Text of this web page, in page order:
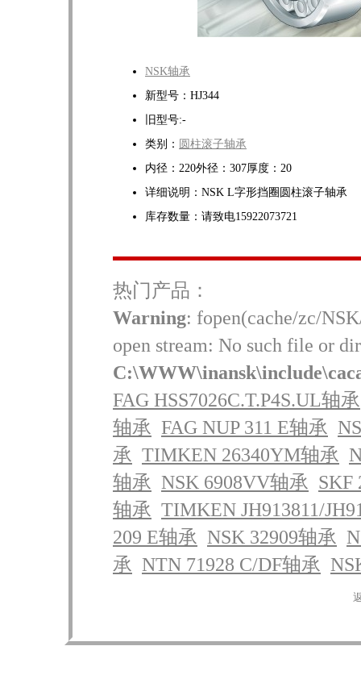
NSK轴承
新型号：HJ344
旧型号:-
类别： 圆柱滚子轴承
内径：220外径：307厚度：20
详细说明：NSK L字形挡圈圆柱滚子轴承
库存数量：请致电15922073721
热门产品：
Warning: fopen(cache/zc/
open stream: No such file or
FAG HSS7026C.T.P4S.UL轴承
轴承 FAG NUP 311 E轴承
承 TIMKEN 26340YM轴承
轴承 NSK 6908VV轴承 SKF
轴承 TIMKEN JH913811/
209 E轴承 NSK 32909轴承
承 NTN 71928 C/DF轴承